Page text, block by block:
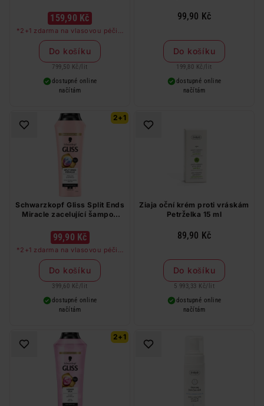
159,90 Kč
*2+1 zdarma na vlasovou péči v
libovolné kombinaci, nejlevnější
produkt zdarma. Neplatí na
barvy na vlasy a cestovní balení.
Do košíku
799,50 Kč / lit
dostupné online
načítám
99,90 Kč
Do košíku
199,80 Kč / lit
dostupné online
načítám
2+1
Schwarzkopf Gliss Split Ends
Miracle zacelující šampon
99,90 Kč
*2+1 zdarma na vlasovou péči v
libovolné kombinaci, nejlevnější
produkt zdarma. Neplatí na
barvy na vlasy a cestovní balení.
Do košíku
399,60 Kč / lit
dostupné online
načítám
Ziaja oční krém proti vráskám
Petrželka 15 ml
89,90 Kč
Do košíku
5 993,33 Kč/ lit
dostupné online
načítám
2+1